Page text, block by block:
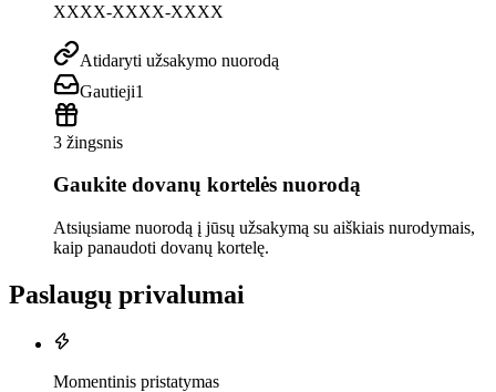
XXXX-XXXX-XXXX
Atidaryti užsakymo nuorodą
Gautieji1
3 žingsnis
Gaukite dovanų kortelės nuorodą
Atsiųsiame nuorodą į jūsų užsakymą su aiškiais nurodymais,
kaip panaudoti dovanų kortelę.
Paslaugų privalumai
Momentinis pristatymas